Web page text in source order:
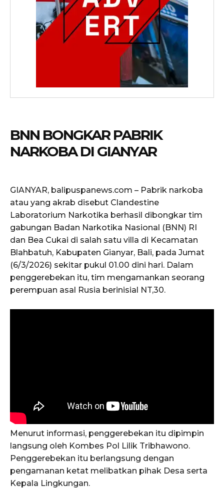
BNN BONGKAR PABRIK
NARKOBA DI GIANYAR
GIANYAR, balipuspanews.com – Pabrik narkoba
atau yang akrab disebut Clandestine
Laboratorium Narkotika berhasil dibongkar tim
gabungan Badan Narkotika Nasional (BNN) RI
dan Bea Cukai di salah satu villa di Kecamatan
Blahbatuh, Kabupaten Gianyar, Bali, pada Jumat
(6/3/2026) sekitar pukul 01.00 dini hari. Dalam
penggerebekan itu, tim mengamankan seorang
perempuan asal Rusia berinisial NT,30.
Menurut informasi, penggerebekan itu dipimpin
langsung oleh Kombes Pol Lilik Tribhawono.
Penggerebekan itu berlangsung dengan
pengamanan ketat melibatkan pihak Desa serta
Kepala Lingkungan.